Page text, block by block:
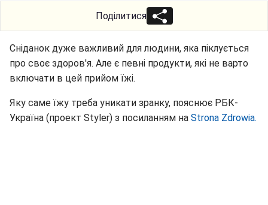
Поділитися
Сніданок дуже важливий для людини, яка піклується
про своє здоров'я. Але є певні продукти, які не варто
включати в цей прийом їжі.
Яку саме їжу треба уникати зранку, пояснює РБК-
Україна (проект Styler) з посиланням на Strona Zdrowia.